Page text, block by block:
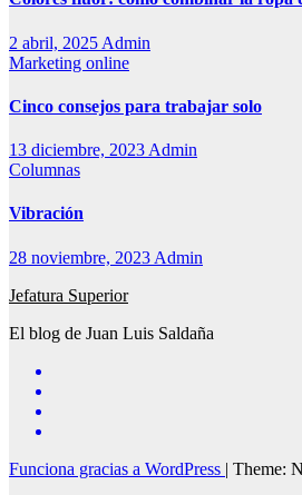
2 abril, 2025 Admin
Marketing online
Cinco consejos para trabajar solo
13 diciembre, 2023 Admin
Columnas
Vibración
28 noviembre, 2023 Admin
Jefatura Superior
El blog de Juan Luis Saldaña
Funciona gracias a WordPress | Theme: